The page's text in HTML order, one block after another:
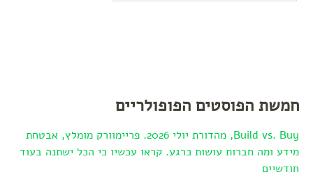
חמשת הפוסטים הפופולריים
Build vs. Buy, מהדורת יולי 2026. פריימוורק מומלץ, אבטחת
מידע ומה חברות עושות כרגע. קראו עכשיו כי הכל ישתנה בעוד
חודשיים